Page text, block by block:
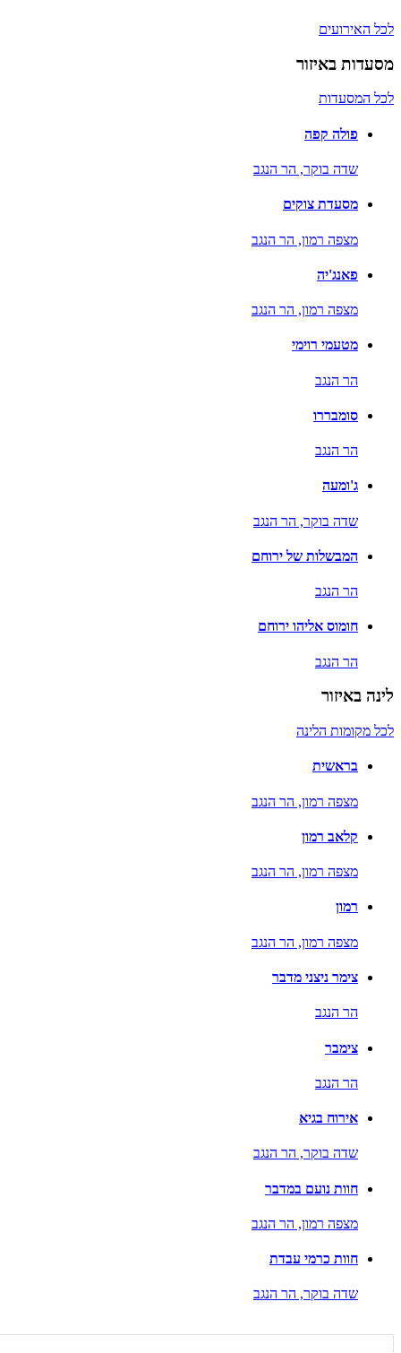
לכל האירועים
מסעדות באיזור
לכל המסעדות
פולה קפה
שדה בוקר, הר הנגב
מסעדת צוקים
מצפה רמון, הר הנגב
פאנג'יה
מצפה רמון, הר הנגב
מטעמי רוימי
הר הנגב
סומבררו
הר הנגב
ג'ומעה
שדה בוקר, הר הנגב
המבשלות של ירוחם
הר הנגב
חומוס אליהו ירוחם
הר הנגב
לינה באיזור
לכל מקומות הלינה
בראשית
מצפה רמון, הר הנגב
קלאב רמון
מצפה רמון, הר הנגב
רמון
מצפה רמון, הר הנגב
צימר ניצני מדבר
הר הנגב
צימבר
הר הנגב
אירוח בגיא
שדה בוקר, הר הנגב
חוות נועם במדבר
מצפה רמון, הר הנגב
חוות כרמי עבדת
שדה בוקר, הר הנגב